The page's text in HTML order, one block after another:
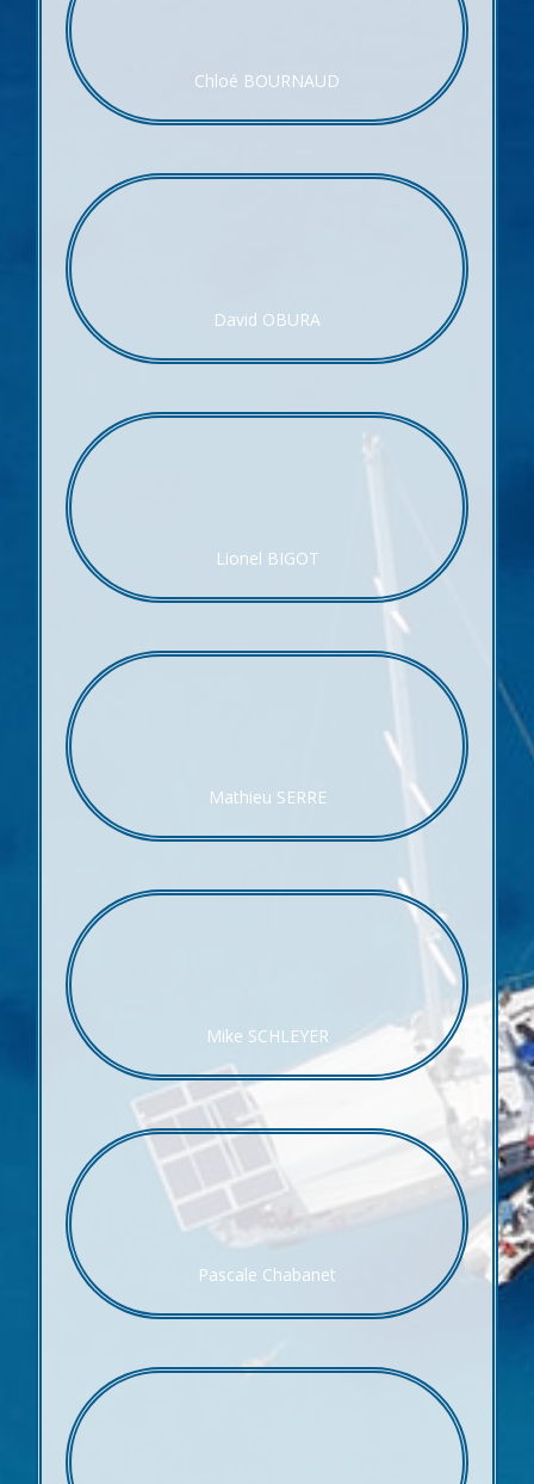
Chloé BOURNAUD
David OBURA
Lionel BIGOT
Mathieu SERRE
Mike SCHLEYER
Pascale Chabanet